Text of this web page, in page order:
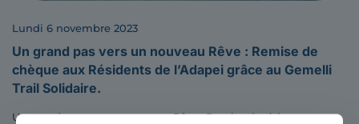
lundi 6 novembre 2023
Un grand pas vers un nouveau Rêve : Remise de
chèque aux Résidents de l’Adapei grâce au Gemelli
Trail Solidaire.
Un grand pas vers un nouveau Rêve : Remise de chèque aux